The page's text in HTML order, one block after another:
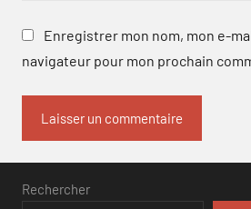
Enregistrer mon nom, mon e-
navigateur pour mon prochain
Rechercher